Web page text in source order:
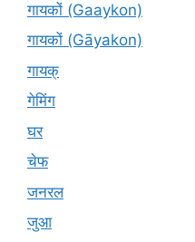
गायकों (Gaaykon)
गायकों (Gāyakon)
गायक्
गेमिंग
घर
चेफ
जनरल
जुआ